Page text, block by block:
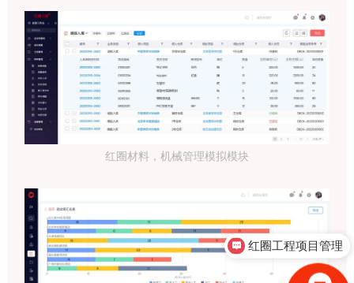
红圈材料，机械管理模拟模块
红圈工程项目管理